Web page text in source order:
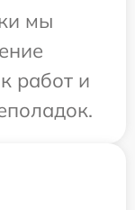
мы
работ и